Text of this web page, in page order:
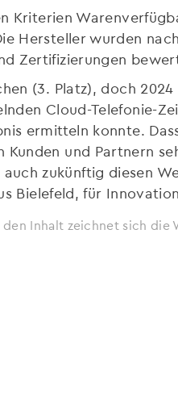
Kriterien
Hersteller wurden
Zertifizierungen
(3. Platz), doch
Cloud-Telefonie-
ermitteln konnte.
und Partnern
zukünftig diesen
Bielefeld, für
Inhalt zeichnet sich